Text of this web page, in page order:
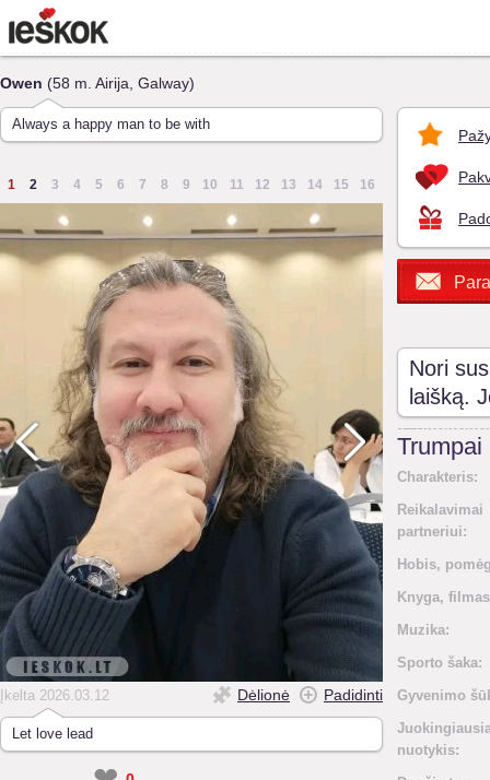
Owen (58 m. Airija, Galway)
Always a happy man to be with
1 2 3 4 5 6 7 8 9 10 11 12 13 14 15 16
Įkelta 2026.03.12 Dėlionė Padidinti
Let love lead
Nori
laišką.
Trumpai
Charakteris:
Reikalavimai
partneriui:
Hobis,
Knyga,
Muzika:
Sporto šaka:
Gyvenimo
nuotykis: